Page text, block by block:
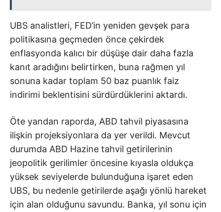
UBS analistleri, FED’in yeniden gevşek para
politikasına geçmeden önce çekirdek
enflasyonda kalıcı bir düşüşe dair daha fazla
kanıt aradığını belirtirken, buna rağmen yıl
sonuna kadar toplam 50 baz puanlık faiz
indirimi beklentisini sürdürdüklerini aktardı.
Öte yandan raporda, ABD tahvil piyasasına
ilişkin projeksiyonlara da yer verildi. Mevcut
durumda ABD Hazine tahvil getirilerinin
jeopolitik gerilimler öncesine kıyasla oldukça
yüksek seviyelerde bulunduğuna işaret eden
UBS, bu nedenle getirilerde aşağı yönlü hareket
için alan olduğunu savundu. Banka, yıl sonu için